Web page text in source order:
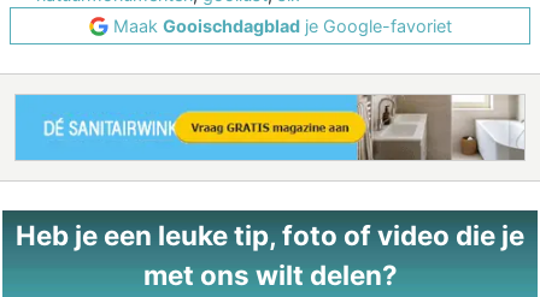
Maak Gooischdagbladje Google-favoriet
Heb je een leuke tip, foto of video die je
met ons wilt delen?